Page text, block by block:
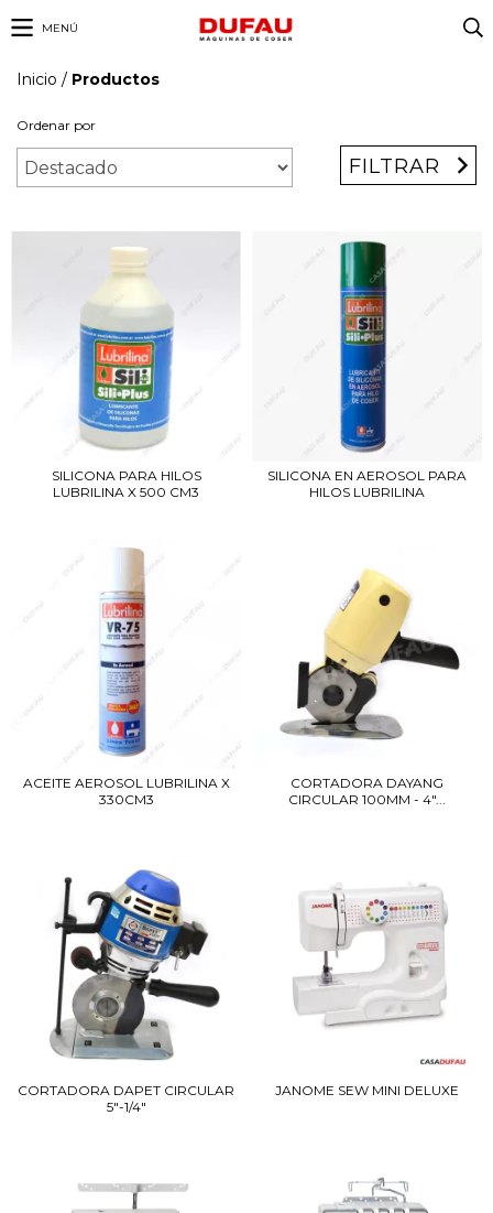
MENÚ
Inicio / Productos
Ordenar por
FILTRAR
SILICONA PARA HILOS
LUBRILINA X 500 CM3
SILICONA EN AEROSOL PARA
HILOS LUBRILINA
ACEITE AEROSOL LUBRILINA X
330CM3
CORTADORA DAYANG
CIRCULAR 100MM - 4"...
CORTADORA DAPET CIRCULAR
5"-1/4"
JANOME SEW MINI DELUXE